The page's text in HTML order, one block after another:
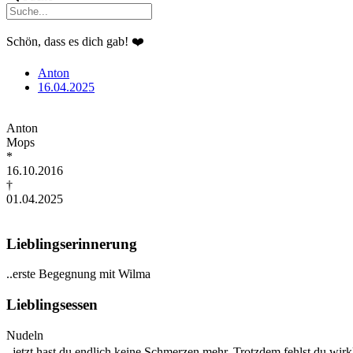
Schön, dass es dich gab! ❤️
Anton
16.04.2025
Anton
Mops
*
16.10.2016
†
01.04.2025
Lieblingserinnerung
..erste Begegnung mit Wilma
Lieblingsessen
Nudeln